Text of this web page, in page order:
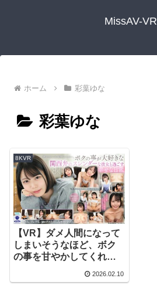
MissAV-VR
ホーム 彩葉ゆな
彩葉ゆな
8KVR
【VR】ダメ人間になって
しまいそうなほど、ボク
の事を甘やかしてくれ
関西弁カノジョとの日
2026.02.10